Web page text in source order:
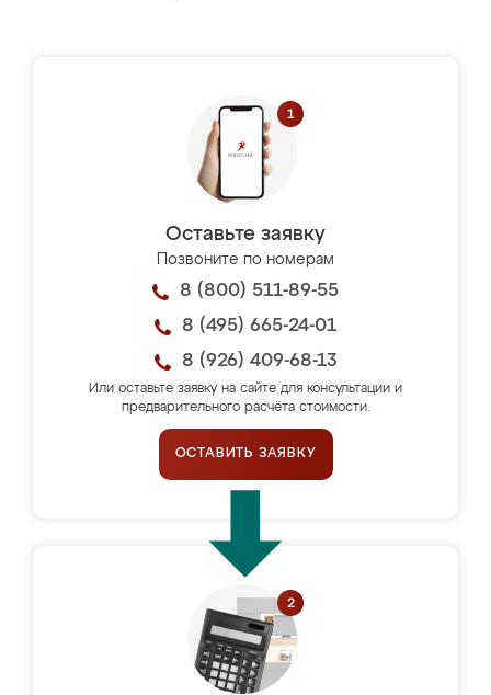
Оставьте заявку
Позвоните по номерам
8 (800) 511-89-55
8 (495) 665-24-01
8 (926) 409-68-13
Или оставьте заявку на сайте для консультации и
предварительного расчёта стоимости.
ОСТАВИТЬ ЗАЯВКУ